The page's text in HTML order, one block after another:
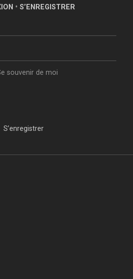
• S’ENREGISTRER
souvenir de moi
S’enregistrer